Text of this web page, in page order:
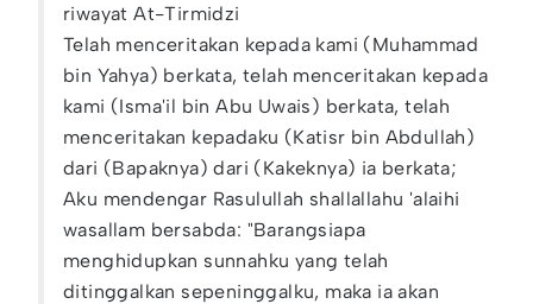
riwayat At-Tirmidzi
Telah menceritakan kepada kami (Muhammad
bin Yahya) berkata, telah menceritakan kepada
kami (Isma'il bin Abu Uwais) berkata, telah
menceritakan kepadaku (Katisr bin Abdullah)
dari (Bapaknya) dari (Kakeknya) ia berkata;
Aku mendengar Rasulullah shallallahu 'alaihi
wasallam bersabda: "Barangsiapa
menghidupkan sunnahku yang telah
ditinggalkan sepeninggalku, maka ia akan